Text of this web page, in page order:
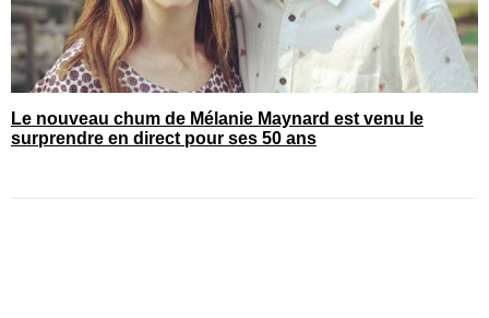
Le nouveau chum de Mélanie Maynard est venu le
surprendre en direct pour ses 50 ans